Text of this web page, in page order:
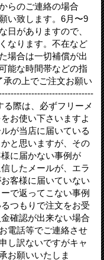
らのご連絡の場合
い致します。6月〜9
日がありますので、
なります。不在など
場合は一切補償が出
能な時間帯などの指
の上でご注文お願い
際は、必ずフリーメ
お使い下さいますよ
が当店に届いている
と思いますが、その
に届かない事例が
したメールが、エラ
客様に届いていない
で返ってこない事例
つもりで注文をお受
確認が出来ない場合
電話等でご連絡させ
し訳ないですがキャ
お願いいたしま